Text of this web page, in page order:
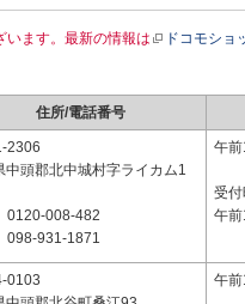
います。最新の情報は ドコモショ
住所/電話番号
2306
中頭郡北中城村字ライカム1
0120-008-482
098-931-1871
午
受付
午
0103
午